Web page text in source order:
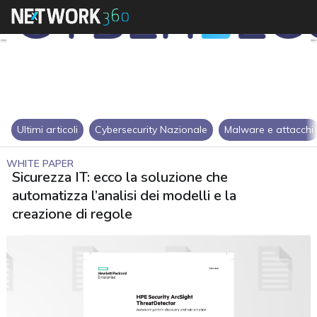
Ultimi articoli Cybersecurity Nazionale Malware e attacchi
WHITE PAPER
Sicurezza IT: ecco la soluzione che
automatizza l’analisi dei modelli e la
creazione di regole